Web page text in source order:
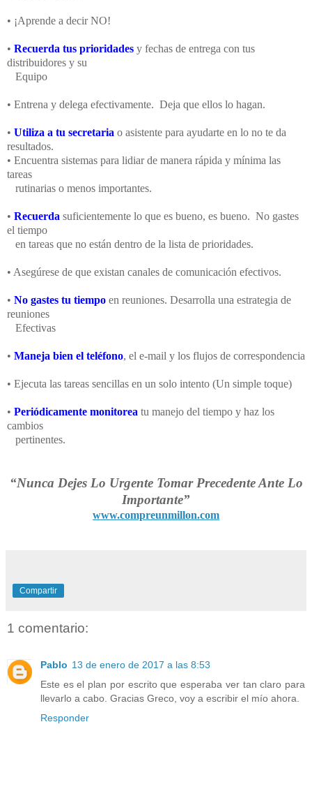
• ¡Aprende a decir NO!
• Recuerda tus prioridades y fechas de entrega con tus
distribuidores y su
Equipo
• Entrena y delega efectivamente. Deja que ellos lo hagan.
• Utiliza a tu secretaria o asistente para ayudarte en lo no te da
resultados.
• Encuentra sistemas para lidiar de manera rápida y mínima las
tareas
rutinarias o menos importantes.
• Recuerda suficientemente lo que es bueno, es bueno. No gastes
el tiempo
en tareas que no están dentro de la lista de prioridades.
• Asegúrese de que existan canales de comunicación efectivos.
• No gastes tu tiempo en reuniones. Desarrolla una estrategia de
reuniones
Efectivas
• Maneja bien el teléfono, el e-mail y los flujos de correspondencia
• Ejecuta las tareas sencillas en un solo intento (Un simple toque)
• Periódicamente monitorea tu manejo del tiempo y haz los
cambios
pertinentes.
“Nunca Dejes Lo Urgente Tomar Precedente Ante Lo
Importante”
www.compreunmillon.com
Compartir
1 comentario:
Pablo 13 de enero de 2017 a las 8:53
Este es el plan por escrito que esperaba ver tan claro para
llevarlo a cabo. Gracias Greco, voy a escribir el mío ahora.
Responder